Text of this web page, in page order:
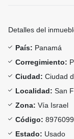
Detalles del
País: Panamá
Corregimiento:
Ciudad: Ciudad
Localidad: San
Zona: Vía Israel
Código: 8976099
Estado: Usado